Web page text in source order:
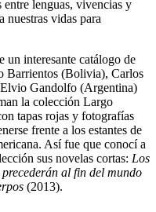
lenguas, vivencias y
nuestras vidas para
un interesante catálogo de
Barrientos (Bolivia), Carlos
Gandolfo (Argentina)
la colección Largo
tapas rojas y fotografías
frente a los estantes de
Así fue que conocí a
sus novelas cortas: Los
precederán al fin del mundo
(2013).